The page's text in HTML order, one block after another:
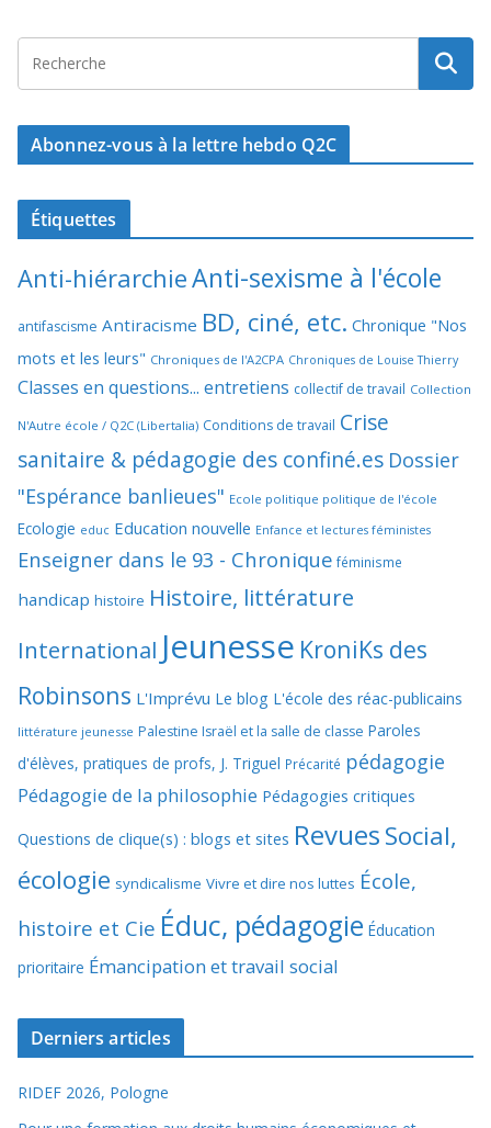
Abonnez-vous à la lettre hebdo Q2C
Étiquettes
Anti-hiérarchieAnti-sexisme à l'école
antifascisme Antiracisme BD, ciné, etc. Chronique "Nos
mots et les leurs" Chroniques de l'A2CPA Chroniques de Louise Thierry
Classes en questions... entretiens collectif de travail Collection
N'Autre école / Q2C (Libertalia) Conditions de travail Crise
sanitaire & pédagogie des confiné.es Dossier
"Espérance banlieues" Ecole politique politique de l'école
Ecologie educ Education nouvelle Enfance et lectures féministes
Enseigner dans le 93 - Chronique féminisme
handicap histoire Histoire, littérature
International Jeunesse KroniKs des
Robinsons L'Imprévu Le blog L'école des réac-publicains
littérature jeunesse Palestine Israël et la salle de classe Paroles
d'élèves, pratiques de profs, J. Triguel Précarité pédagogie
Pédagogie de la philosophie Pédagogies critiques
Questions de clique(s) : blogs et sites RevuesSocial,
écologie syndicalisme Vivre et dire nos luttes École,
histoire et Cie Éduc, pédagogie Éducation
prioritaire Émancipation et travail social
Derniers articles
RIDEF 2026, Pologne